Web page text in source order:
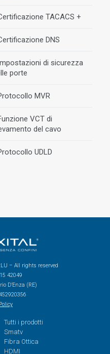
TACACS +
DNS
di sicurezza
porte
MVR
VCT di
del cavo
UDLD
– All rights reserved
42049
D’Enza (RE)
Tutti i prodotti
Smatv
Fibra Ottica
HDMI